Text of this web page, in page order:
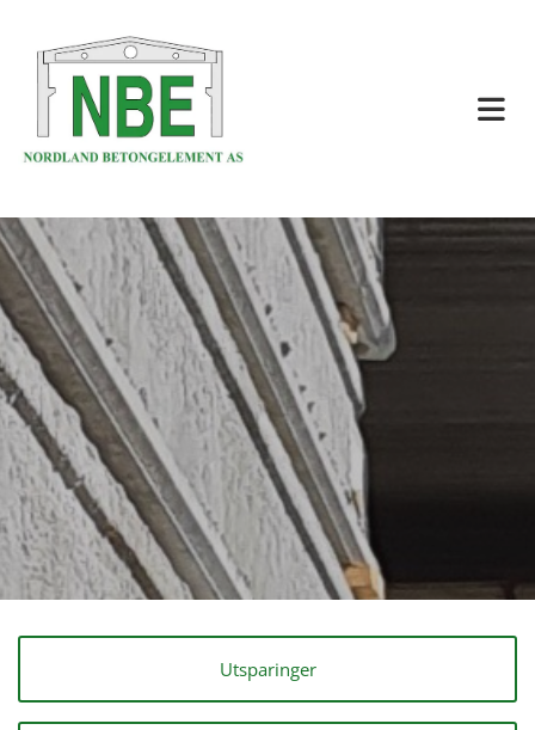
Utsparinger